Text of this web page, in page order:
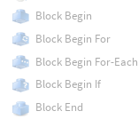
Block Begin
Block Begin For
Block Begin For-Each
Block Begin If
Block End